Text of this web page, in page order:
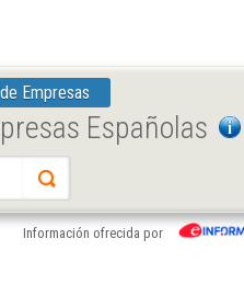
Empresas
Españolas
Información ofrecida por